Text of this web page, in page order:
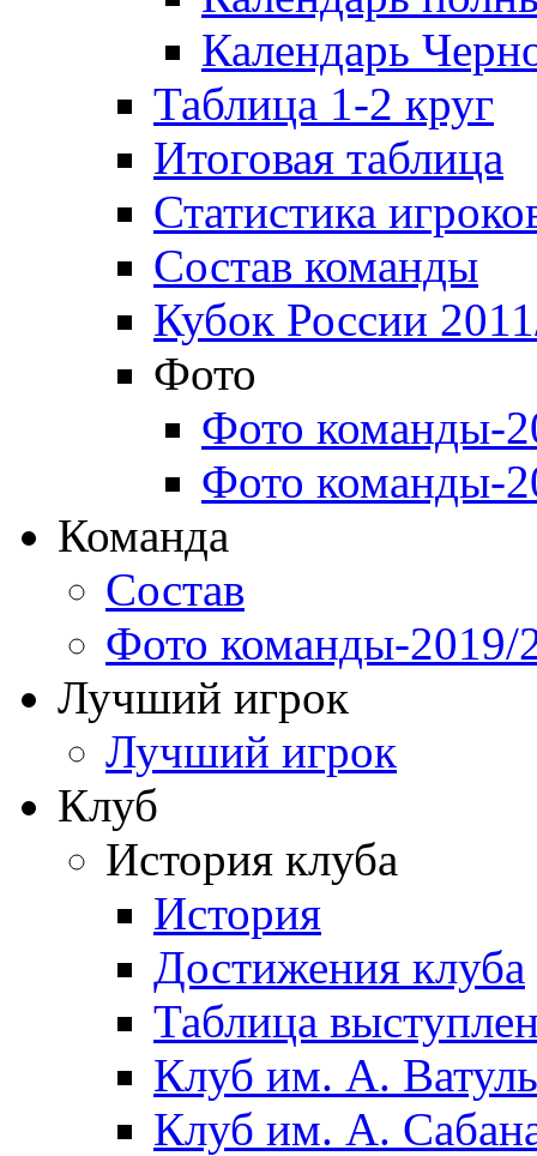
Календарь
Таблица 1-2 круг
Итоговая таблица
Статистика
Состав команды
Кубок России
Фото
Фото команды-
Фото команды-
Команда
Состав
Фото команды-2019/
Лучший игрок
Лучший игрок
Клуб
История клуба
История
Достижения клуба
Таблица
Клуб им. А.
Клуб им. А.